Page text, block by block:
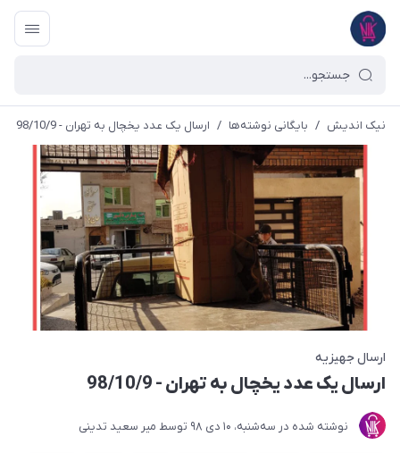
نیک اندیش / بایگانی نوشته‌ها / ارسال یک عدد یخچال به تهران - 98/10/9
ارسال جهیزیه
ارسال یک عدد یخچال به تهران - 98/10/9
نوشته شده در ﺳﻪشنبه، 10 دی 98 توسط میر سعید تدینی